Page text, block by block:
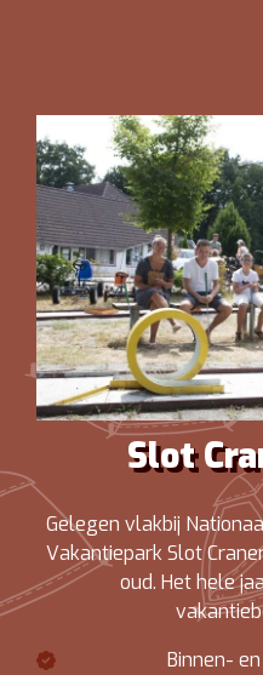
Slot
Gelegen vlakbij
Vakantiepark Slot
oud. Het hele
Binnen-